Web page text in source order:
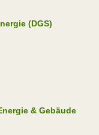
(DGS)
& Gebäude